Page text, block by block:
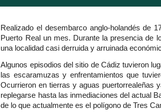
Realizado el desembarco anglo-holandés de
Puerto Real un mes. Durante la presencia de
una localidad casi derruida y arruinada
Algunos episodios del sitio de Cádiz tuvieron
las escaramuzas y enfrentamientos que
Ocurrieron en tierras y aguas puertorrealeñas
replegarse hasta las inmediaciones del actual
de lo que actualmente es el polígono de Tres